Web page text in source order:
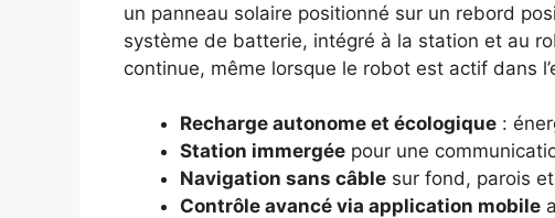
un panneau solaire positionné sur un rebord
système de batterie, intégré à la station et au
continue, même lorsque le robot est actif dans
Recharge autonome et écologique :
Station immergée pour une
Navigation sans câble sur fond, parois et
Contrôle avancé via application mobile